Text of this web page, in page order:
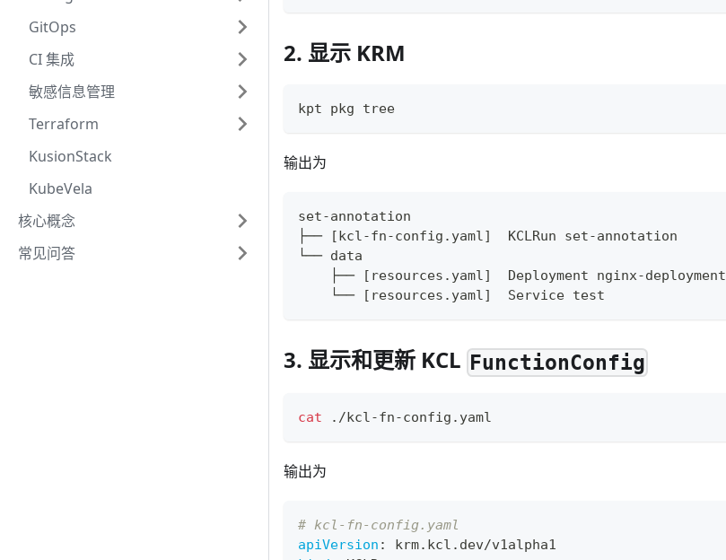
GitOps
CI 集成
敏感信息管理
Terraform
KusionStack
KubeVela
核心概念
常见问答
2. 显示 KRM
kpt pkg tree
输出为
set-annotation
├──
[kcl-fn-config.yaml]
  KCLRun set-annotation
└── data
    ├──
[ resources.yaml]
  Deployment nginx-deployment
    └──
[ resources.yaml]
  Service
test
3. 显示和更新 KCL FunctionConfig
cat ./kcl-fn-config.yaml
输出为
# kcl-fn-config.yaml
apiVersion :
krm.kcl.dev/v1alpha1